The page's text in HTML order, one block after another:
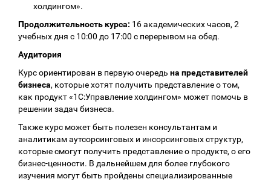
холдингом».
Продолжительность курса: 16 академических часов, 2
учебных дня с 10:00 до 17:00 с перерывом на обед.
Аудитория
Курс ориентирован в первую очередь на представителей
бизнеса, которые хотят получить представление о том,
как продукт «1С:Управление холдингом» может помочь в
решении задач бизнеса.
Также курс может быть полезен консультантам и
аналитикам аутсорсинговых и инсорсинговых структур,
которые смогут получить представление о продукте, о его
бизнес-ценности. В дальнейшем для более глубокого
изучения могут быть пройдены специализированные